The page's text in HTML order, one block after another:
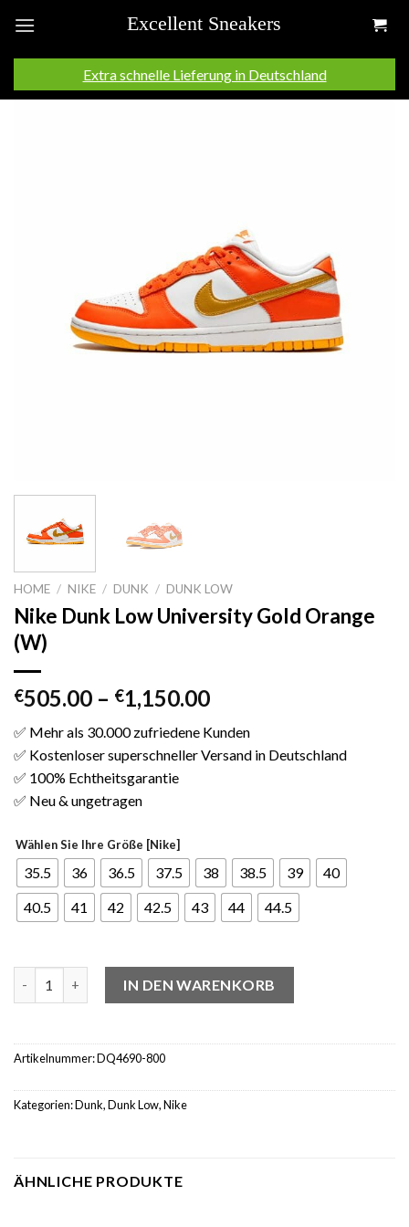
content
Extra schnelle Lieferung in Deutschland
HOME / NIKE / DUNK / DUNK LOW
Nike Dunk Low University Gold Orange
(W)
€505.00 – €1,150.00
✅ Mehr als 30.000 zufriedene Kunden
✅ Kostenloser superschneller Versand in Deutschland
✅ 100% Echtheitsgarantie
✅ Neu & ungetragen
Wählen Sie Ihre Größe [Nike]
35.5 36 36.5 37.5 38 38.5 39
40
40.5
41 42 42.5 43 44 44.5
IN DEN WARENKORB
Artikelnummer:DQ4690-800
Kategorien:Dunk,Dunk Low,Nike
ÄHNLICHE PRODUKTE